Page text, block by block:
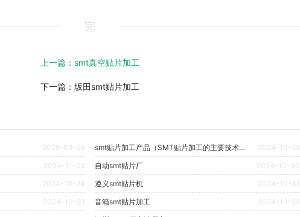
上一篇： smt真空贴片加工
下一篇： 坂田smt贴片加工
完
2025-03-26 smt贴片加工产品（SMT贴片加工的主要技术挑战有哪些？）
2024-10-28
2024-11-02 自动smt贴片厂
2024-10-30
2024-10-24 遵义smt贴片机
2024-10-31
2024-10-31 音箱smt贴片加工
2024-10-25